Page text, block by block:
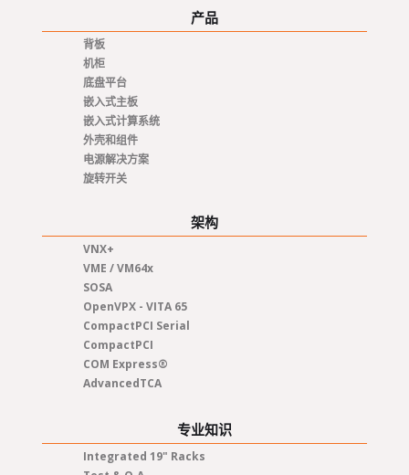
产品
背板
机柜
底盘平台
嵌入式主板
嵌入式计算系统
外壳和组件
电源解决方案
旋转开关
架构
VNX+
VME / VM64x
SOSA
OpenVPX - VITA 65
CompactPCI Serial
CompactPCI
COM Express®
AdvancedTCA
专业知识
Integrated 19" Racks